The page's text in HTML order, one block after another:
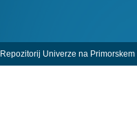
Repozitorij Univerze na Primorskem |